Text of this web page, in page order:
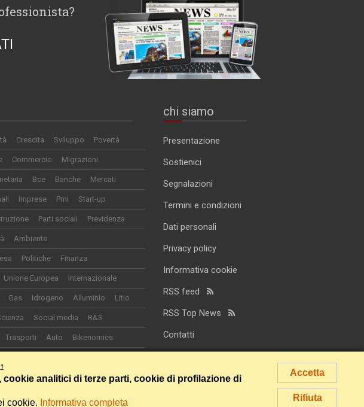
Crescita Sviluppo Povertà
Commercio Migrazioni
Bce Banche Mercati
Imprese Pmi Start-up
Parti sociali Previdenza
Ambiente
Politiche Finanza
Unione Europea Internazionale
Gas Idrogeno Alluminio Litio
Social media R&S
Trasporti Auto Bikenomics
Altri sport
chi siamo
Presentazione
Sostienici
Segnalazioni
Termini e condizioni
Dati personali
Privacy policy
Informativa cookie
RSS feed
RSS Top News
Contatti
Accetta
Rifiuta
cookie analitici di terze parti, cookie di profilazione di
cookie. Informativa completa